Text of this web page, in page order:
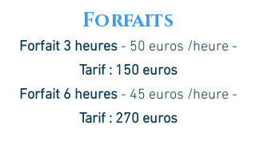
Forfaits
Forfait 3 heures- 50 euros /heure -
Tarif : 150 euros
Forfait 6 heures- 45 euros /heure -
Tarif : 270 euros